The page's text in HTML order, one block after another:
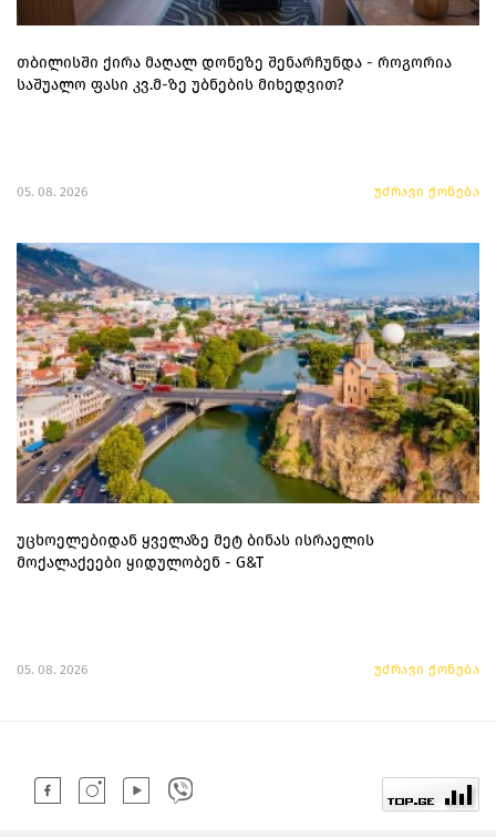
თბილისში ქირა მაღალ დონეზე შენარჩუნდა - როგორია
საშუალო ფასი კვ.მ-ზე უბნების მიხედვით?
05. 08. 2026 უძრავი ქონება
უცხოელებიდან ყველაზე მეტ ბინას ისრაელის
მოქალაქეები ყიდულობენ - G&T
05. 08. 2026 უძრავი ქონება